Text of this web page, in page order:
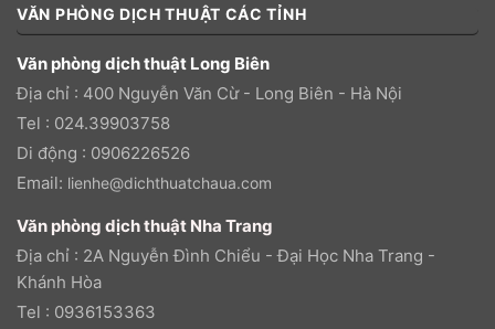
VĂN PHÒNG DỊCH THUẬT CÁC TỈNH
Văn phòng dịch thuật Long Biên
Địa chỉ : 400 Nguyễn Văn Cừ - Long Biên - Hà Nội
Tel : 024.39903758
Di động : 0906226526
Email: lienhe@dichthuatchaua.com
Văn phòng dịch thuật Nha Trang
Địa chỉ : 2A Nguyễn Đình Chiểu - Đại Học Nha Trang -
Khánh Hòa
Tel : 0936153363